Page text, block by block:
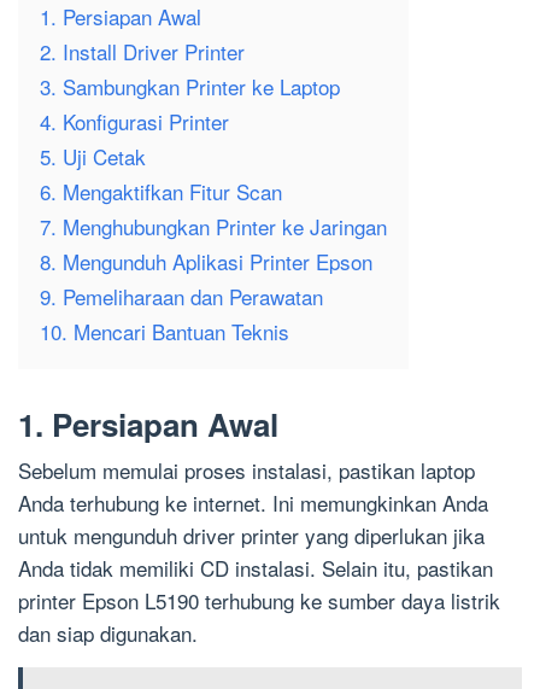
1. Persiapan Awal
2. Install Driver Printer
3. Sambungkan Printer ke Laptop
4. Konfigurasi Printer
5. Uji Cetak
6. Mengaktifkan Fitur Scan
7. Menghubungkan Printer ke Jaringan
8. Mengunduh Aplikasi Printer Epson
9. Pemeliharaan dan Perawatan
10. Mencari Bantuan Teknis
1. Persiapan Awal
Sebelum memulai proses instalasi, pastikan laptop
Anda terhubung ke internet. Ini memungkinkan Anda
untuk mengunduh driver printer yang diperlukan jika
Anda tidak memiliki CD instalasi. Selain itu, pastikan
printer Epson L5190 terhubung ke sumber daya listrik
dan siap digunakan.